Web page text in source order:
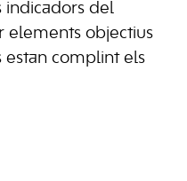
indicadors del
elements objectius
estan complint els